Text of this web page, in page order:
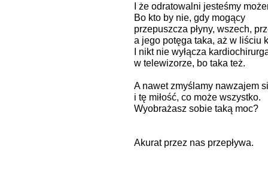
I że odratowalni jesteśmy
Bo kto by nie, gdy mogący
przepuszcza płyny, wszech,
a jego potęga taka, aż w liściu
I nikt nie wyłącza
w telewizorze, bo taka też.
A nawet zmyślamy nawzajem
i tę miłość, co może wszystko.
Wyobrażasz sobie taką moc?
Akurat przez nas przepływa.